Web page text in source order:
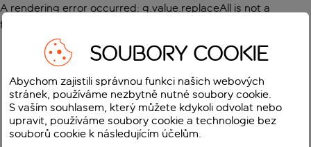
A rendering error occurred: g.value.replaceAll is not a
function
SOUBORY COOKIE
Abychom zajistili správnou funkci našich webových
stránek, používáme nezbytně nutné soubory cookie.
S vaším souhlasem, který můžete kdykoli odvolat nebo
upravit, používáme soubory cookie a technologie bez
souborů cookie k následujícím účelům.